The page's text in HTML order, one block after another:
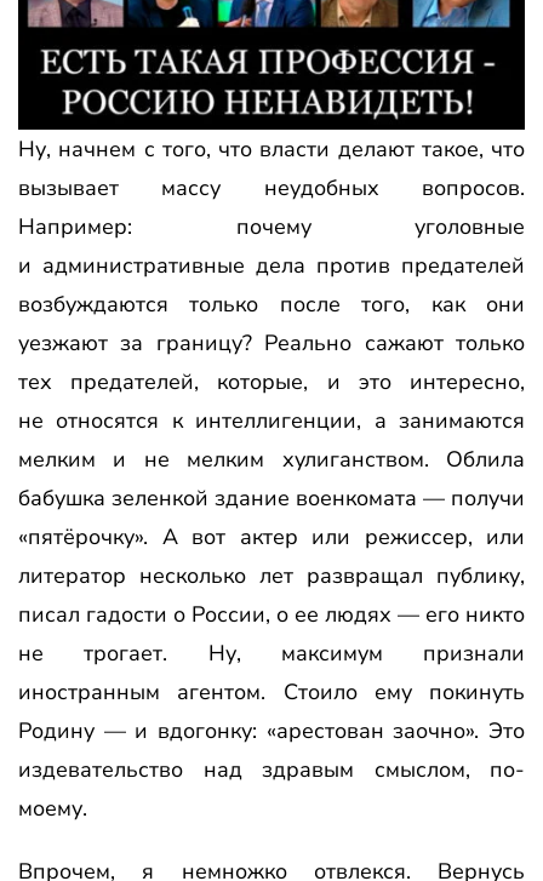
Ну, начнем с того, что власти делают такое, что
вызывает массу неудобных вопросов.
Например: почему уголовные
и административные дела против предателей
возбуждаются только после того, как они
уезжают за границу? Реально сажают только
тех предателей, которые, и это интересно,
не относятся к интеллигенции, а занимаются
мелким и не мелким хулиганством. Облила
бабушка зеленкой здание военкомата — получи
«пятёрочку». А вот актер или режиссер, или
литератор несколько лет развращал публику,
писал гадости о России, о ее людях — его никто
не трогает. Ну, максимум признали
иностранным агентом. Стоило ему покинуть
Родину — и вдогонку: «арестован заочно». Это
издевательство над здравым смыслом, по-
моему.
Впрочем, я немножко отвлекся. Вернусь